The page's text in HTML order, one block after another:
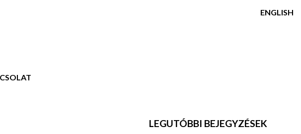
ENGLISH
LEGUTÓBBI BEJEGYZÉSEK